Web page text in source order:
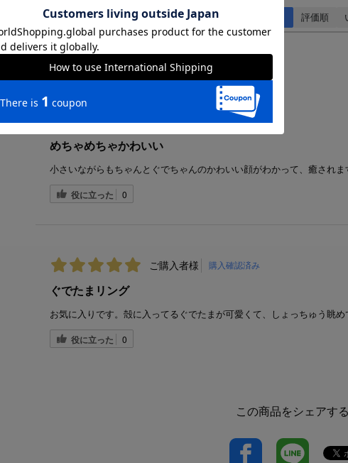
詳細フィルター 評価順
aya様 購入確認済み
性別:
購入目的: 自分用
めちゃめちゃかわいい
小さいながらもちゃんとぐでちゃんのかわいい顔がわかって、癒されま
役に立った 0
ご購入者様 購入確認済み
ぐでたまリング
お気に入りです。殻に入ってるぐでたまが可愛くて、しょっちゅう眺め
役に立った 0
この商品をシェアする